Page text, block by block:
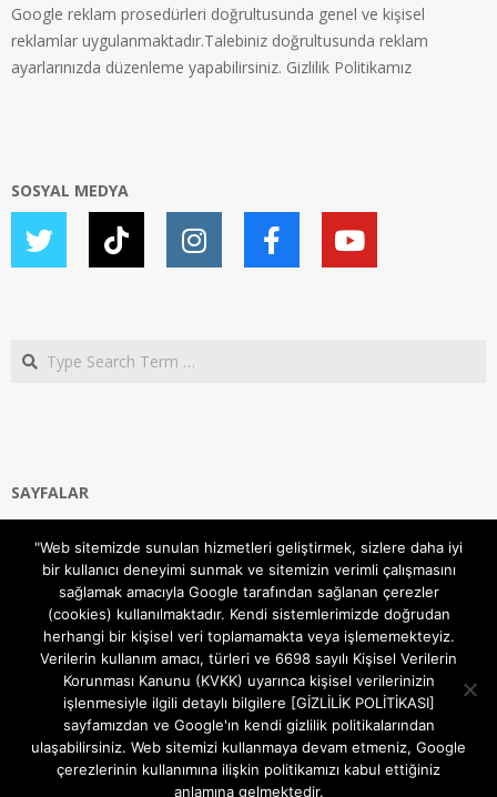
Google reklam prosedürleri doğrultusunda genel ve kişisel
reklamlar uygulanmaktadır.Talebiniz doğrultusunda reklam
ayarlarınızda düzenleme yapabilirsiniz. Gizlilik Politikamız
SOSYAL MEDYA
Search
SAYFALAR
Gizlilik ve Çerezler (Cookies) Politikası
Hakkımızda
İletişim Kanalları
MODEM KURULUM
TEKNİK DESTEK
TELEVİZYON SİSTEMLERİ
"Web sitemizde sunulan hizmetleri geliştirmek, sizlere daha iyi
bir kullanıcı deneyimi sunmak ve sitemizin verimli çalışmasını
sağlamak amacıyla Google tarafından sağlanan çerezler
(cookies) kullanılmaktadır. Kendi sistemlerimizde doğrudan
herhangi bir kişisel veri toplamamakta veya işlememekteyiz.
Verilerin kullanım amacı, türleri ve 6698 sayılı Kişisel Verilerin
Korunması Kanunu (KVKK) uyarınca kişisel verilerinizin
işlenmesiyle ilgili detaylı bilgilere [GİZLİLİK POLİTİKASI]
sayfamızdan ve Google'ın kendi gizlilik politikalarından
ulaşabilirsiniz. Web sitemizi kullanmaya devam etmeniz, Google
çerezlerinin kullanımına ilişkin politikamızı kabul ettiğiniz
anlamına gelmektedir.